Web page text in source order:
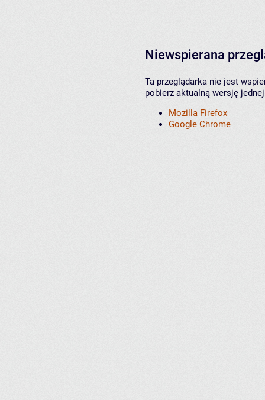
Niewspierana
Ta przeglądarka nie jest
pobierz aktualną wersję
Mozilla Firefox
Google Chrome